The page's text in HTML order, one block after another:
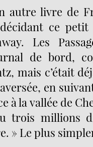
autre livre de
ce petit
Les
de bord,
mais c’était
en
à la vallée de
trois millions
» Le plus